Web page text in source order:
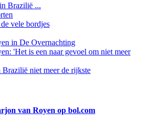
Brazilië ...
vele bordjes
in De Overnachting
'Het is een naar gevoel om niet meer
niet meer de rijkste
van Royen op bol.com